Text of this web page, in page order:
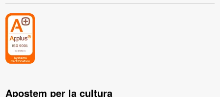
Apostem per la cultura